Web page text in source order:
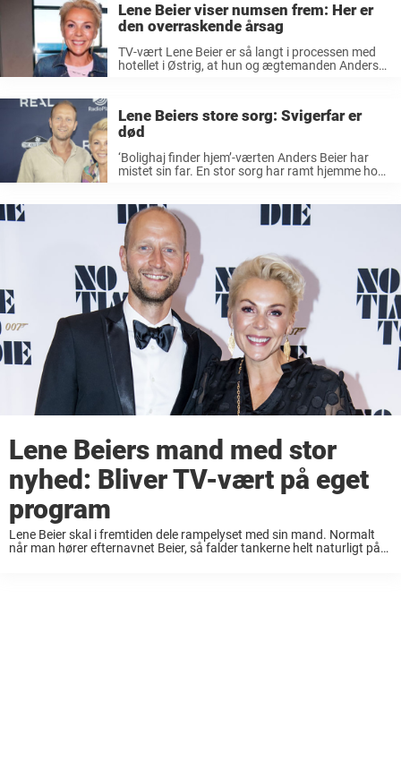
Lene Beier viser numsen frem: Her er
den overraskende årsag
TV-vært Lene Beier er så langt i processen med
hotellet i Østrig, at hun og ægtemanden Anders
Lene Beiers store sorg: Svigerfar er
død
‘Bolighaj finder hjem’-værten Anders Beier har
mistet sin far. En stor sorg har ramt hjemme hos
Instagram. – ...
Lene Beiers mand med stor
nyhed: Bliver TV-vært på eget
program
Lene Beier skal i fremtiden dele rampelyset med sin mand. Normalt
når man hører efternavnet Beier, så falder tankerne helt naturligt på